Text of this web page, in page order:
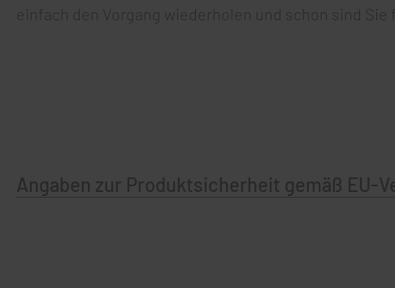
einfach den Vorgang wiederholen und schon sind
Angaben zur Produktsicherheit gemäß EU-